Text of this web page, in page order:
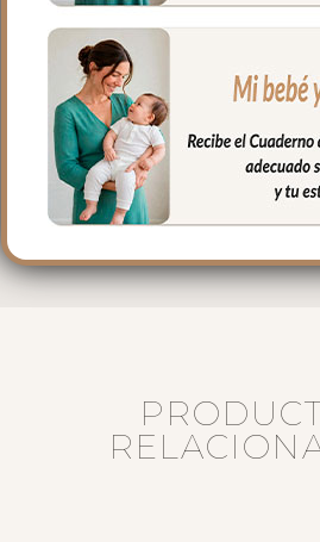
impermeable con bolsillos en todos
laterales para poder llevar todo
organizado y el culete rígido
Medidas bolso:
33 cms Ancho
17cms Alto